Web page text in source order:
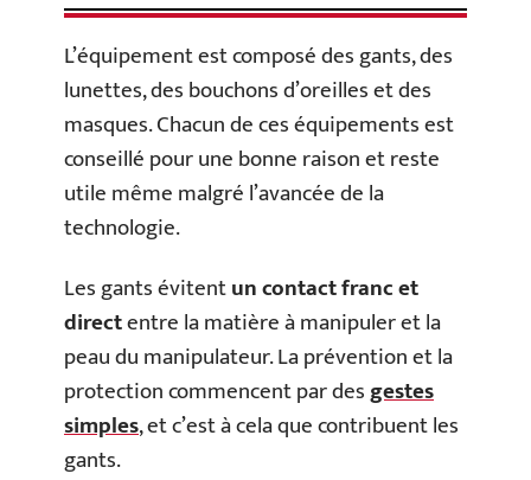
L’équipement est composé des gants, des
lunettes, des bouchons d’oreilles et des
masques. Chacun de ces équipements est
conseillé pour une bonne raison et reste
utile même malgré l’avancée de la
technologie.
Les gants évitentun contact franc et
directentre la matière à manipuler et la
peau du manipulateur. La prévention et la
protection commencent par desgestes
simples, et c’est à cela que contribuent les
gants.